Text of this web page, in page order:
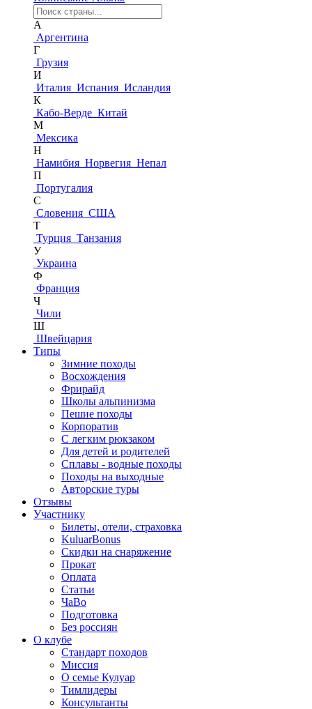
А
Аргентина
Г
Грузия
И
Италия Испания Исландия
К
Кабо-Верде Китай
М
Мексика
Н
Намибия Норвегия Непал
П
Португалия
С
Словения США
Т
Турция Танзания
У
Украина
Ф
Франция
Ч
Чили
Ш
Швейцария
Типы
Зимние походы
Восхождения
Фрирайд
Школы альпинизма
Пешие походы
Корпоратив
С легким рюкзаком
Для детей и родителей
Сплавы - водные походы
Походы на выходные
Авторские туры
Отзывы
Участнику
Билеты, отели, страховка
KuluarBonus
Скидки на снаряжение
Прокат
Оплата
Статьи
ЧаВо
Подготовка
Без россиян
О клубе
Стандарт походов
Миссия
О семье Кулуар
Тимлидеры
Консультанты